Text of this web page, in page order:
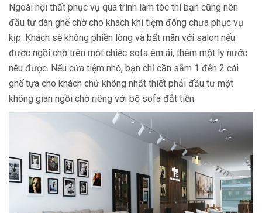
Ngoài nội thất phục vụ quá trình làm tóc thì bạn cũng nên
đầu tư dàn ghế chờ cho khách khi tiệm đông chưa phục vụ
kịp. Khách sẽ không phiền lòng và bất mãn với salon nếu
được ngồi chờ trên một chiếc sofa êm ái, thêm một ly nước
nếu được. Nếu cửa tiệm nhỏ, bạn chỉ cần sắm 1 đến 2 cái
ghế tựa cho khách chứ không nhất thiết phải đầu tư một
không gian ngồi chờ riêng với bộ sofa đắt tiền.